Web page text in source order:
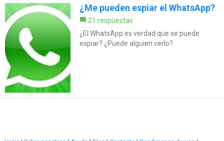
¿Me pueden espiar el WhatsApp?
21 respuestas
¿El WhatsApp es verdad que se puede
espiar? ¿Puede alguien verlo?